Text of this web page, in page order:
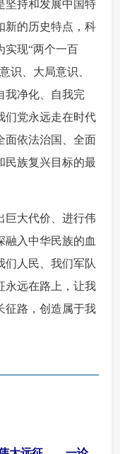
坚持和发展中国特
新的历史特点，科
实现“两个一百
识、大局意识、
我净化、自我完
们党永远走在时代
面依法治国、全面
民族复兴目标的最
大代价、进行伟
融入中华民族的血
们人民、我们军队
永远在路上，让我
征路，创造属于我